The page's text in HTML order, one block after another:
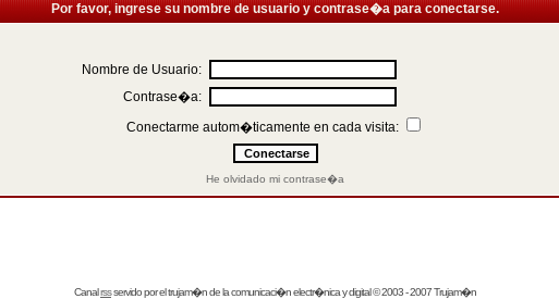
Por favor, ingrese su nombre de usuario y contrase�a para conectarse.
Nombre de Usuario:
Contrase�a:
Conectarme autom�ticamente en cada visita:
He olvidado mi contrase�a
Canalrssservido por eltrujam�nde la comunicaci�n electr�nica y digital © 2003 - 2007 Trujam�n